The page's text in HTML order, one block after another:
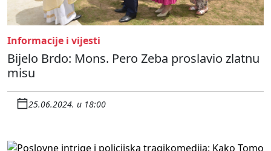
Informacije i vijesti
Bijelo Brdo: Mons. Pero Zeba proslavio zlatnu
misu
25.06.2024. u 18:00